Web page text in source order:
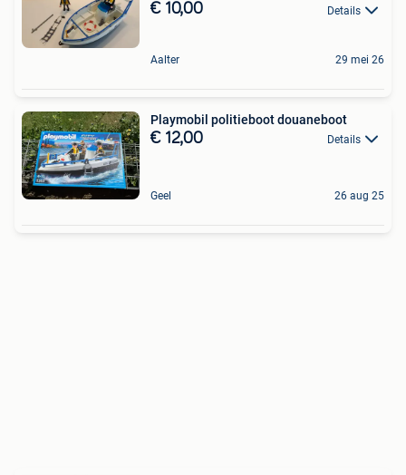
€ 10,00 Details
Aalter 29 mei 26
Playmobil politieboot douaneboot
€ 12,00 Details
Geel 26 aug 25